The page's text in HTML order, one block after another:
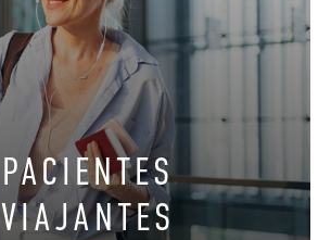
PACIENTES
VIAJANTES